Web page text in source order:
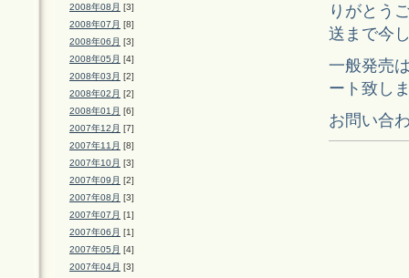
2008年08月 [3]
2008年07月 [8]
2008年06月 [3]
2008年05月 [4]
2008年03月 [2]
2008年02月 [2]
2008年01月 [6]
2007年12月 [7]
2007年11月 [8]
2007年10月 [3]
2007年09月 [2]
2007年08月 [3]
2007年07月 [1]
2007年06月 [1]
2007年05月 [4]
2007年04月 [3]
りがとう
送まで今
一般発売
ート致し
お問い